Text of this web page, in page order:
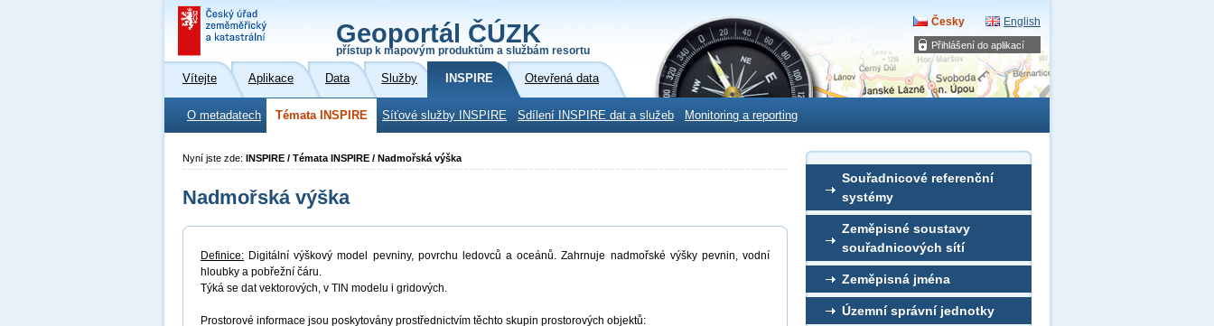
Přihlášení do aplikací
Geoportál ČÚZK
přístup k mapovým produktům a službám resortu
Česky English
Vítejte Aplikace Data Služby INSPIRE Otevřená data
O metadatech Témata INSPIRE Síťové služby INSPIRE Sdílení INSPIRE dat a služeb Monitoring a reporting
Souřadnicové referenční
systémy
Zeměpisné soustavy
souřadnicových sítí
Zeměpisná jména
Územní správní jednotky
Nyní jste zde: INSPIRE / Témata INSPIRE / Nadmořská výška
Nadmořská výška
Definice: Digitální výškový model pevniny, povrchu ledovců a oceánů. Zahrnuje nadmořské výšky pevnin, vodní
hloubky a pobřežní čáru.
Týká se dat vektorových, v TIN modelu i gridových.
Prostorové informace jsou poskytovány prostřednictvím těchto skupin prostorových objektů: